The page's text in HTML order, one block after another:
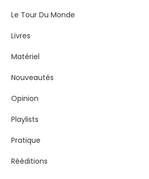
Le Tour Du Monde
Livres
Matériel
Nouveautés
Opinion
Playlists
Pratique
Rééditions